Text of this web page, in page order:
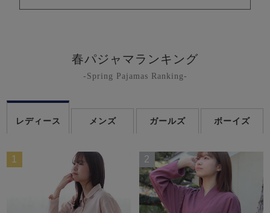
春パジャマランキング
-Spring Pajamas Ranking-
レディース メンズ ガールズ ボーイズ
1 2